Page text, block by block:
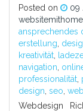
Posted on 09
ansprechendes
erstellung
kreativität
navigation
professionalität
design seo
Webdesign